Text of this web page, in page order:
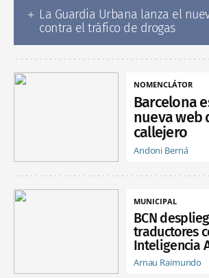
La Guardia Urbana lanza el
contra el tráfico de drogas
NOMENCLÁTOR
Barcelona
nueva web
callejero
Andoni Berná
MUNICIPAL
BCN
traductores
Inteligencia
Arnau Raimundo